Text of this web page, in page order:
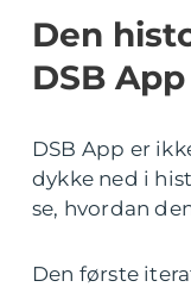
Den
DSB App
DSB App er
dykke ned i
se, hvordan
Den første